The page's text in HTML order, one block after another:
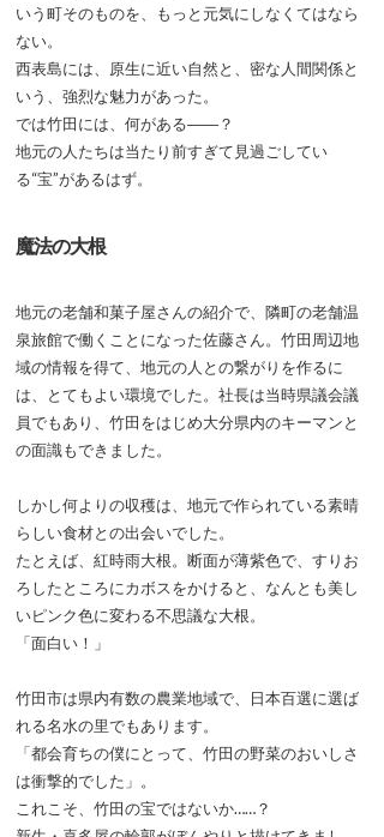
いう町そのものを、もっと元気にしなくてはなら
ない。
西表島には、原生に近い自然と、密な人間関係と
いう、強烈な魅力があった。
では竹田には、何がある――？
地元の人たちは当たり前すぎて見過ごしてい
る“宝”があるはず。
魔法の大根
地元の老舗和菓子屋さんの紹介で、隣町の老舗温
泉旅館で働くことになった佐藤さん。竹田周辺地
域の情報を得て、地元の人との繋がりを作るに
は、とてもよい環境でした。社長は当時県議会議
員でもあり、竹田をはじめ大分県内のキーマンと
の面識もできました。
しかし何よりの収穫は、地元で作られている素晴
らしい食材との出会いでした。
たとえば、紅時雨大根。断面が薄紫色で、すりお
ろしたところにカボスをかけると、なんとも美し
いピンク色に変わる不思議な大根。
「面白い！」
竹田市は県内有数の農業地域で、日本百選に選ば
れる名水の里でもあります。
「都会育ちの僕にとって、竹田の野菜のおいしさ
は衝撃的でした」。
これこそ、竹田の宝ではないか……？